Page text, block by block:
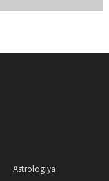
Astrologiya